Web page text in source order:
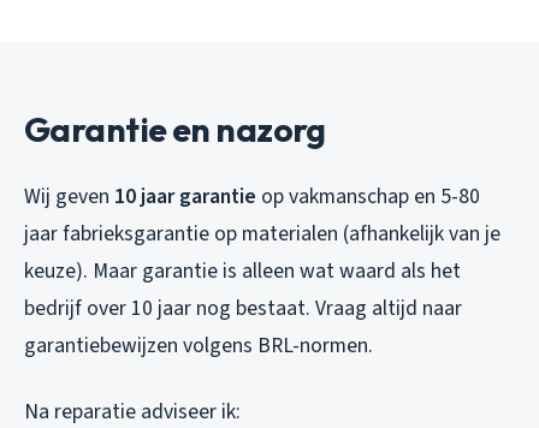
Garantie en nazorg
Wij geven 10 jaar garantie op vakmanschap en 5-80
jaar fabrieksgarantie op materialen (afhankelijk van je
keuze). Maar garantie is alleen wat waard als het
bedrijf over 10 jaar nog bestaat. Vraag altijd naar
garantiebewijzen volgens BRL-normen.
Na reparatie adviseer ik: